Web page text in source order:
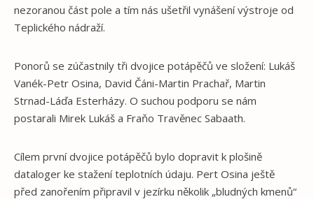
nezoranou část pole a tím nás ušetřil vynášení výstroje od
Teplického nádraží.
Ponorů se zúčastnily tři dvojice potápěčů ve složení: Lukáš
Vanék-Petr Osina, David Čáni-Martin Prachař, Martin
Strnad-Láďa Esterházy. O suchou podporu se nám
postarali Mirek Lukáš a Fraňo Travěnec Sabaath.
Cílem první dvojice potápěčů bylo dopravit k plošině
dataloger ke stažení teplotních údaju. Pert Osina ještě
před zanořením připravil v jezírku několik „bludných kmenů“